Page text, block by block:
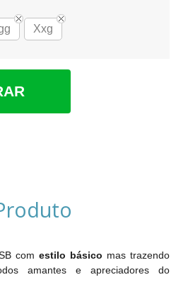
Xxg
comestilo básico mas trazendo
amantes e apreciadores do